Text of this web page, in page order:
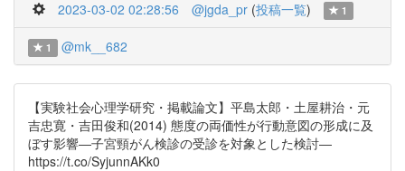
2023-03-02 02:28:56 @jgda_pr (投稿一覧) 1
1 @mk__682
【実験社会心理学研究・掲載論文】平島太郎・土屋耕治・元
吉忠寛・吉田俊和(2014) 態度の両価性が行動意図の形成に及
ぼす影響―子宮頸がん検診の受診を対象とした検討―
https://t.co/SyjunnAKk0